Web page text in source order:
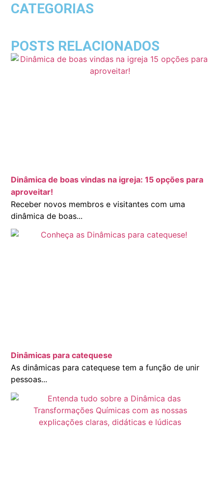
CATEGORIAS
POSTS RELACIONADOS
Dinâmica de boas vindas na igreja: 15 opções para
aproveitar!
Receber novos membros e visitantes com uma
dinâmica de boas...
Dinâmicas para catequese
As dinâmicas para catequese tem a função de unir
pessoas...